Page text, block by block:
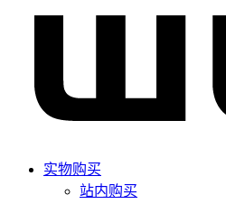
实物购买
站内购买